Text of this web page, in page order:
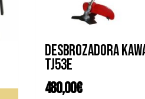
Desbrozadora
TJ53E
480,00€